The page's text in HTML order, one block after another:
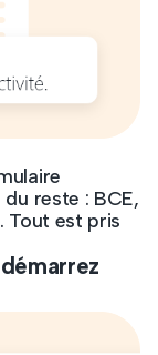
reste : BCE,
Tout est pris